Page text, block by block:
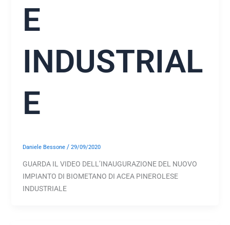
E
INDUSTRIAL
E
Daniele Bessone/29/09/2020
GUARDA IL VIDEO DELL’INAUGURAZIONE DEL NUOVO
IMPIANTO DI BIOMETANO DI ACEA PINEROLESE
INDUSTRIALE